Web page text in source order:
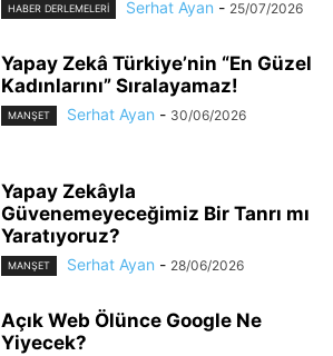
HABER DERLEMELERI Serhat Ayan - 25/07/2026
Yapay Zekâ Türkiye’nin “En Güzel
Kadınlarını” Sıralayamaz!
MANŞET Serhat Ayan - 30/06/2026
Yapay Zekâyla
Güvenemeyeceğimiz Bir Tanrı mı
Yaratıyoruz?
MANŞET Serhat Ayan - 28/06/2026
Açık Web Ölünce Google Ne
Yiyecek?